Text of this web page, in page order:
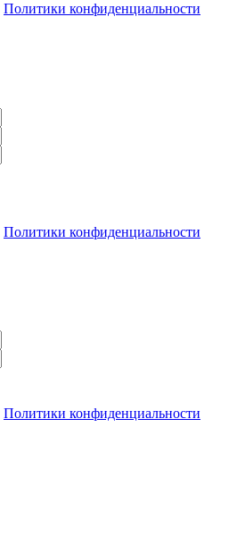
Политики конфиденциальности
Политики конфиденциальности
Политики конфиденциальности